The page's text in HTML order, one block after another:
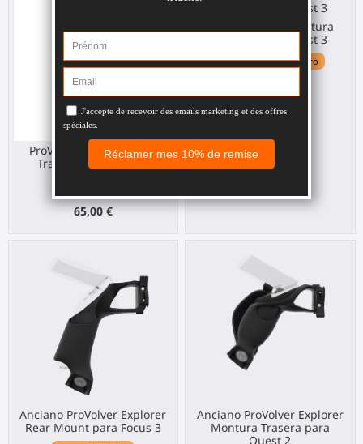
ProVolver Elite Montura
Trasera para PS VR 2
65,00 €
ProVolver Elite Montura
Trasera para Quest 3
Meta Quest 3 / 3S / Pro
Anciano ProVolver Explorer
Rear Mount para Focus 3
Anciano ProVolver Explorer
Montura Trasera para
Quest 2